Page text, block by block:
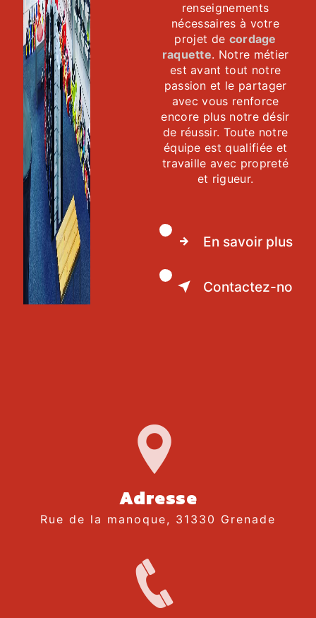
renseignements
nécessaires à votre
projet de cordage
raquette. Notre métier
est avant tout notre
passion et le partager
avec vous renforce
encore plus notre désir
de réussir. Toute notre
équipe est qualifiée et
travaille avec propreté
et rigueur.
En savoir plus
Contactez-nous
Adresse
Rue de la manoque, 31330 Grenade